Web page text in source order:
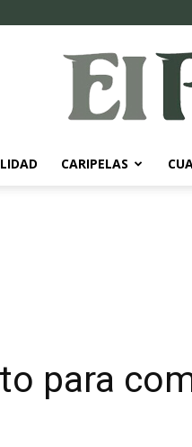
CARIPELAS
para